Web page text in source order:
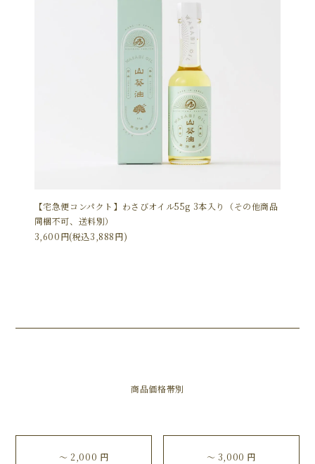
【宅急便コンパクト】わさびオイル55g 3本入り（その他商品
同梱不可、送料別）
3,600円(税込3,888円)
商品価格帯別
〜 2,000 円 〜 3,000 円